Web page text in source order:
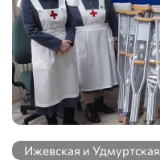
Ижевская и Удмуртская